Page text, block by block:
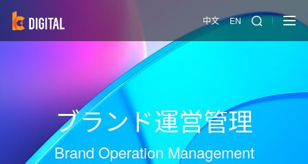
中文 EN
ブランド運営管理
Brand Operation Management